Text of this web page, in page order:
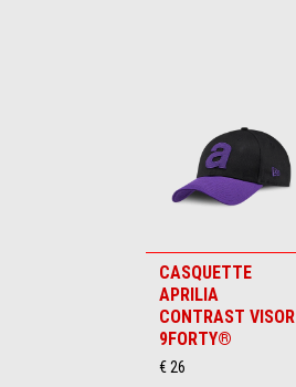
CASQUETTE
APRILIA
CONTRAST VISOR
9FORTY®
€ 26